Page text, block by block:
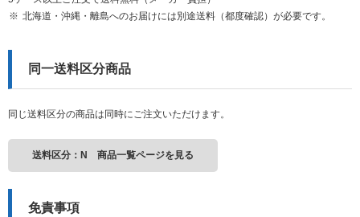
北海道・沖縄・離島へのお届けには別途送料（都度確認）が必要です。
同一送料区分商品
同じ送料区分の商品は同時にご注文いただけます。
送料区分：N 商品一覧ページを見る
免責事項